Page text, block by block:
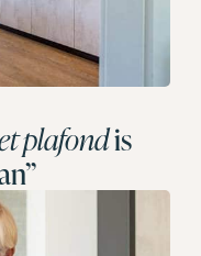
plafondis